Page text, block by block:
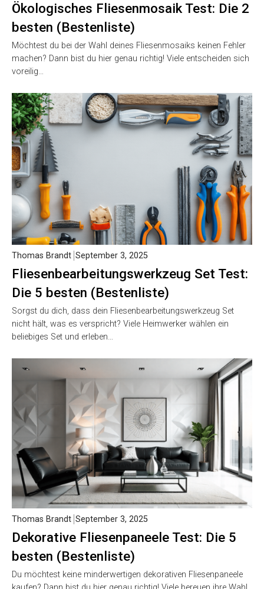
Ökologisches Fliesenmosaik Test: Die 2
besten (Bestenliste)
Möchtest du bei der Wahl deines Fliesenmosaiks keinen Fehler
machen? Dann bist du hier genau richtig! Viele entscheiden sich
voreilig…
Fliesenbearbeitungswerkzeug Set Test:
Die 5 besten (Bestenliste)
Thomas Brandt September 3, 2025
Sorgst du dich, dass dein Fliesenbearbeitungswerkzeug Set
nicht hält, was es verspricht? Viele Heimwerker wählen ein
beliebiges Set und erleben…
Dekorative Fliesenpaneele Test: Die 5
besten (Bestenliste)
Thomas Brandt September 3, 2025
Du möchtest keine minderwertigen dekorativen Fliesenpaneele